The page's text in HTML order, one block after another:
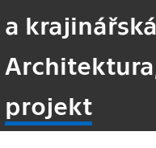
a
projekt